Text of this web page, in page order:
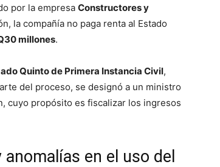
por la empresa Constructores y
la compañía no paga renta al Estado
millones.
Quinto de Primera Instancia Civil,
del proceso, se designó a un ministro
cuyo propósito es fiscalizar los ingresos
en el uso del